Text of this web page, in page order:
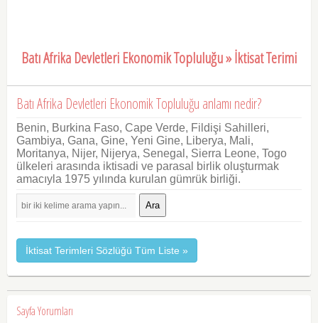
Batı Afrika Devletleri Ekonomik Topluluğu » İktisat Terimi
Batı Afrika Devletleri Ekonomik Topluluğu anlamı nedir?
Benin, Burkina Faso, Cape Verde, Fildişi Sahilleri,
Gambiya, Gana, Gine, Yeni Gine, Liberya, Mali,
Moritanya, Nijer, Nijerya, Senegal, Sierra Leone, Togo
ülkeleri arasında iktisadi ve parasal birlik oluşturmak
amacıyla 1975 yılında kurulan gümrük birliği.
Ara
İktisat Terimleri Sözlüğü Tüm Liste »
Sayfa Yorumları